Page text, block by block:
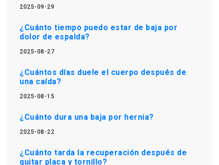
2025-09-29
¿Cuánto tiempo puedo estar de baja por
dolor de espalda?
2025-08-27
¿Cuántos días duele el cuerpo después de
una caída?
2025-08-15
¿Cuánto dura una baja por hernia?
2025-08-22
¿Cuánto tarda la recuperación después de
quitar placa y tornillo?